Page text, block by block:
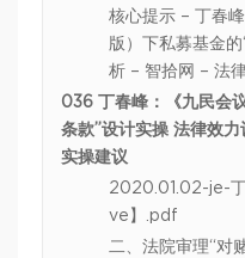
核心提示 – 丁春
版）下私募基金
析 – 智拾网 – 法
036 丁春峰：《九民会
条款”设计实操 法律效
实操建议
2020.01.02-je-丁
ve】.pdf
二、法院审理“对